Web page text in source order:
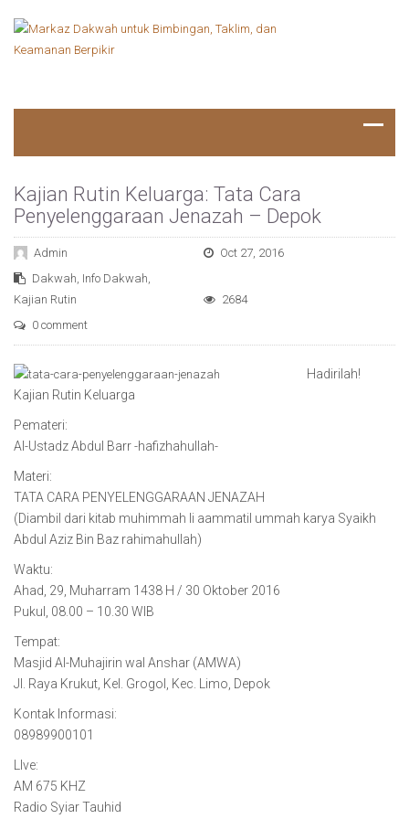
Kajian Rutin Keluarga: Tata Cara
Penyelenggaraan Jenazah – Depok
Admin
Oct 27, 2016
Dakwah, Info Dakwah,
Kajian Rutin
2684
0 comment
Hadirilah!
Kajian Rutin Keluarga
Pemateri:
Al-Ustadz Abdul Barr -hafizhahullah-
Materi:
TATA CARA PENYELENGGARAAN JENAZAH
(Diambil dari kitab muhimmah li aammatil ummah karya Syaikh
Abdul Aziz Bin Baz rahimahullah)
Waktu:
Ahad, 29, Muharram 1438 H / 30 Oktober 2016
Pukul, 08.00 – 10.30 WIB
Tempat:
Masjid Al-Muhajirin wal Anshar (AMWA)
Jl. Raya Krukut, Kel. Grogol, Kec. Limo, Depok
Kontak Informasi:
08989900101
LIve:
AM 675 KHZ
Radio Syiar Tauhid